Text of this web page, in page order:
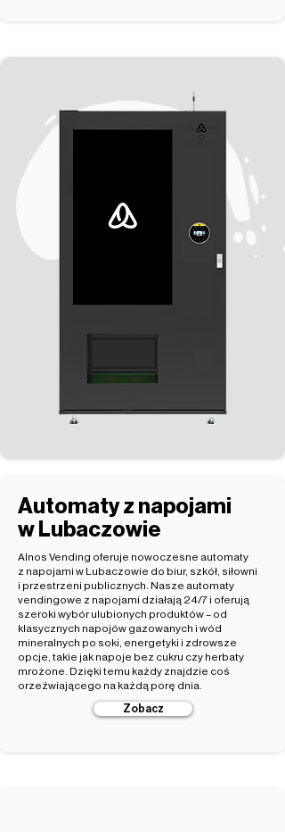
Automaty z napojami
w Lubaczowie
Alnos Vending oferuje nowoczesne automaty
z napojami w Lubaczowie do biur, szkół, siłowni
i przestrzeni publicznych. Nasze automaty
vendingowe z napojami działają 24/7 i oferują
szeroki wybór ulubionych produktów – od
klasycznych napojów gazowanych i wód
mineralnych po soki, energetyki i zdrowsze
opcje, takie jak napoje bez cukru czy herbaty
mrożone. Dzięki temu każdy znajdzie coś
orzeźwiającego na każdą porę dnia.
Zobacz